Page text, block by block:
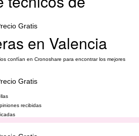
Gratis
Gratis
en Valencia
confían en Cronoshare para encontrar los mejores
recibidas